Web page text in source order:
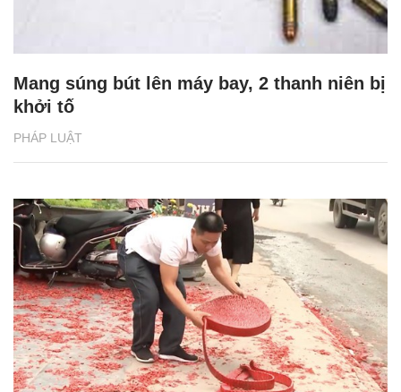
PHÁP LUẬT
Mang súng bút lên máy bay, 2 thanh niên bị
khởi tố